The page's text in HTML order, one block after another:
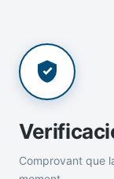
Comprovant que